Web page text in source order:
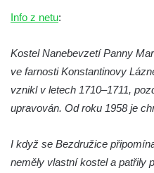
Kostel Všech svatých v
Kaple na křižovatce ulic
Dělnická v Kamenném
Bývalý kostel svatých Filipa
Kaple na hřbitově ve
Info z netu:
Kostel Nanebevzetí Panny
ve farnosti Konstantinovy
vznikl v letech 1710–1711,
upravován. Od roku 1958 je
I když se Bezdružice
neměly vlastní kostel a patřily